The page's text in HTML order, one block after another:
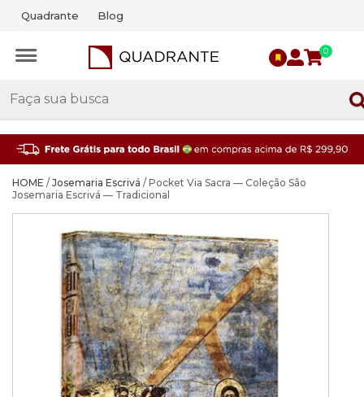
Quadrante Blog
0
HOME / Josemaria Escrivá / Pocket Via Sacra — Coleção São
Josemaria Escrivá — Tradicional